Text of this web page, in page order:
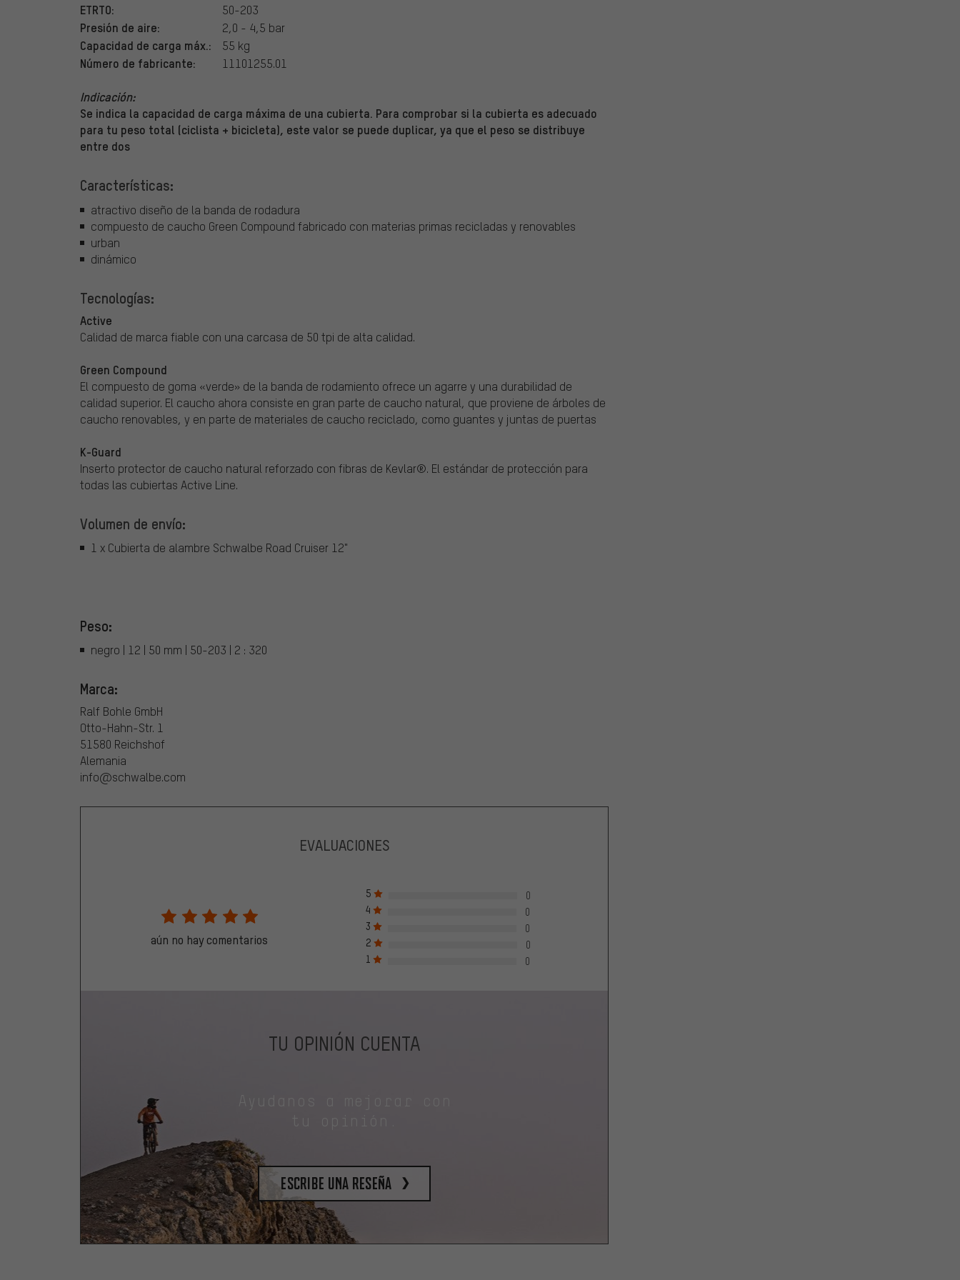
ETRTO: 50-203
Presión de aire: 2,0 - 4,5 bar
Capacidad de carga máx.: 55 kg
Número de fabricante: 11101255.01
Indicación:
Se indica la capacidad de carga máxima de una cubierta. Para comprobar si la cubierta es adecuado
para tu peso total (ciclista + bicicleta), este valor se puede duplicar, ya que el peso se distribuye
entre dos
Características:
atractivo diseño de la banda de rodadura
compuesto de caucho Green Compound fabricado con materias primas recicladas y renovables
urban
dinámico
Tecnologías:
Active
Calidad de marca fiable con una carcasa de 50 tpi de alta calidad.
Green Compound
El compuesto de goma «verde» de la banda de rodamiento ofrece un agarre y una durabilidad de
calidad superior. El caucho ahora consiste en gran parte de caucho natural, que proviene de árboles de
caucho renovables, y en parte de materiales de caucho reciclado, como guantes y juntas de puertas
K-Guard
Inserto protector de caucho natural reforzado con fibras de Kevlar®. El estándar de protección para
todas las cubiertas Active Line.
Volumen de envío:
1 x Cubierta de alambre Schwalbe Road Cruiser 12"
Peso:
negro | 12 | 50 mm | 50-203 | 2 : 320
Marca:
Ralf Bohle GmbH
Otto-Hahn-Str. 1
51580 Reichshof
Alemania
info@schwalbe.com
EVALUACIONES
aún no hay comentarios
5
0
4
0
3
0
2
0
1
0
TU OPINIÓN CUENTA
tu opinión.
escribe una reseña